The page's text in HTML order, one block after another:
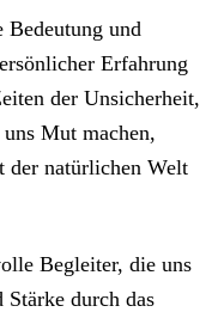
Bedeutung und
Erfahrung
der Unsicherheit,
Mut machen,
der natürlichen Welt
Begleiter, die uns
durch das